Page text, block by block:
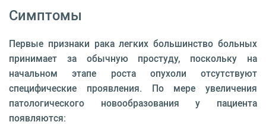
Симптомы
Первые признаки рака легких большинство больных
принимает за обычную простуду, поскольку на
начальном этапе роста опухоли отсутствуют
специфические проявления. По мере увеличения
патологического новообразования у пациента
появляются: